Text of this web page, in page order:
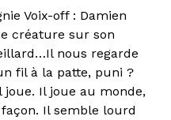
Voix-off : Damien
créature sur son
nous regarde
fil à la patte, puni ?
Il joue au monde,
Il semble lourd